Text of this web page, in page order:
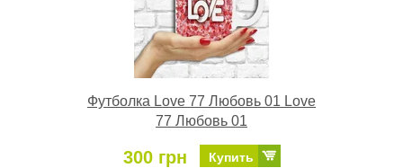
Футболка Love 77 Любовь 01 Love
77 Любовь 01
300 грн Купить